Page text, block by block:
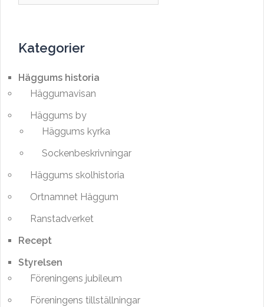
Kategorier
Häggums historia
Häggumavisan
Häggums by
Häggums kyrka
Sockenbeskrivningar
Häggums skolhistoria
Ortnamnet Häggum
Ranstadverket
Recept
Styrelsen
Föreningens jubileum
Föreningens tillställningar